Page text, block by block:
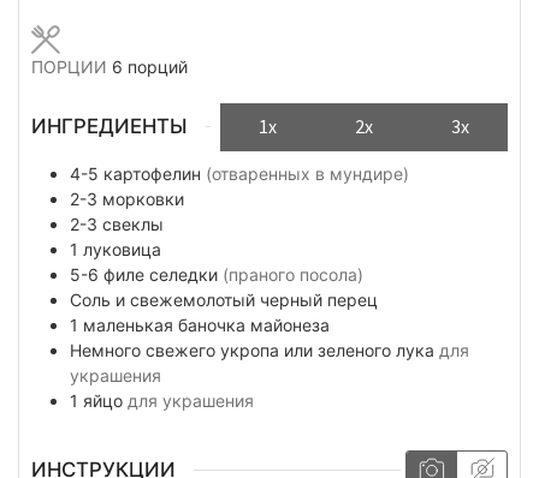
ПОРЦИИ 6 порций
ИНГРЕДИЕНТЫ 1x 2x 3x
4-5 картофелин (отваренных в мундире)
2-3 морковки
2-3 свеклы
1 луковица
5-6 филе селедки (праного посола)
Соль и свежемолотый черный перец
1 маленькая баночка майонеза
Немного свежего укропа или зеленого лука для
украшения
1 яйцо для украшения
ИНСТРУКЦИИ